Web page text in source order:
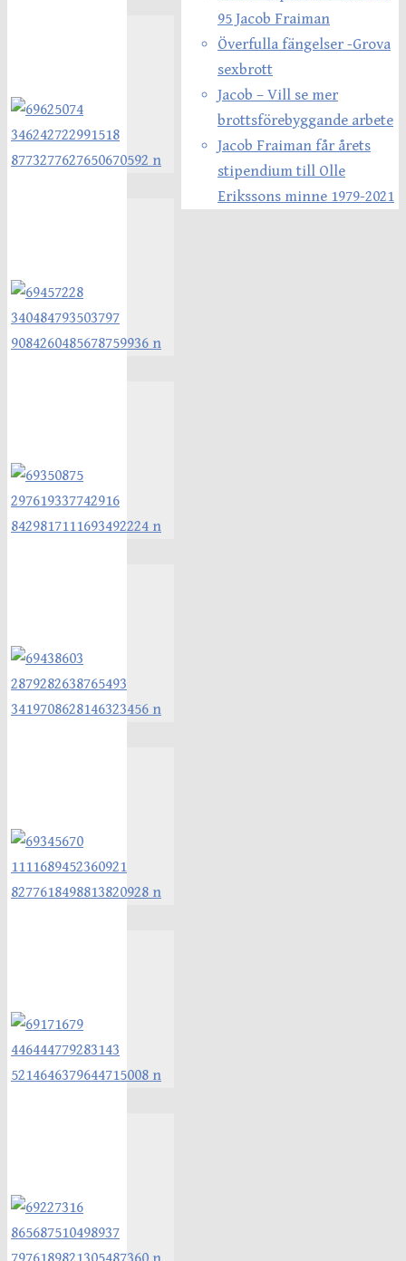
95 Jacob Fraiman
Överfulla fängelser -Grova
sexbrott
Jacob – Vill se mer
brottsförebyggande arbete
Jacob Fraiman får årets
stipendium till Olle
Erikssons minne 1979-2021